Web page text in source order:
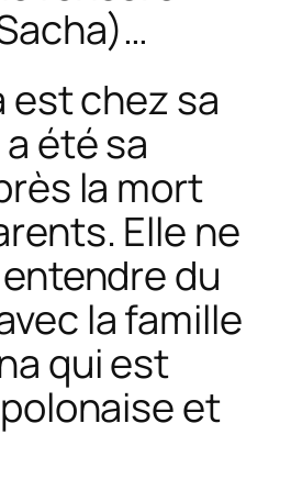
est chez sa
été sa
la mort
Elle ne
du
la famille
qui est
et